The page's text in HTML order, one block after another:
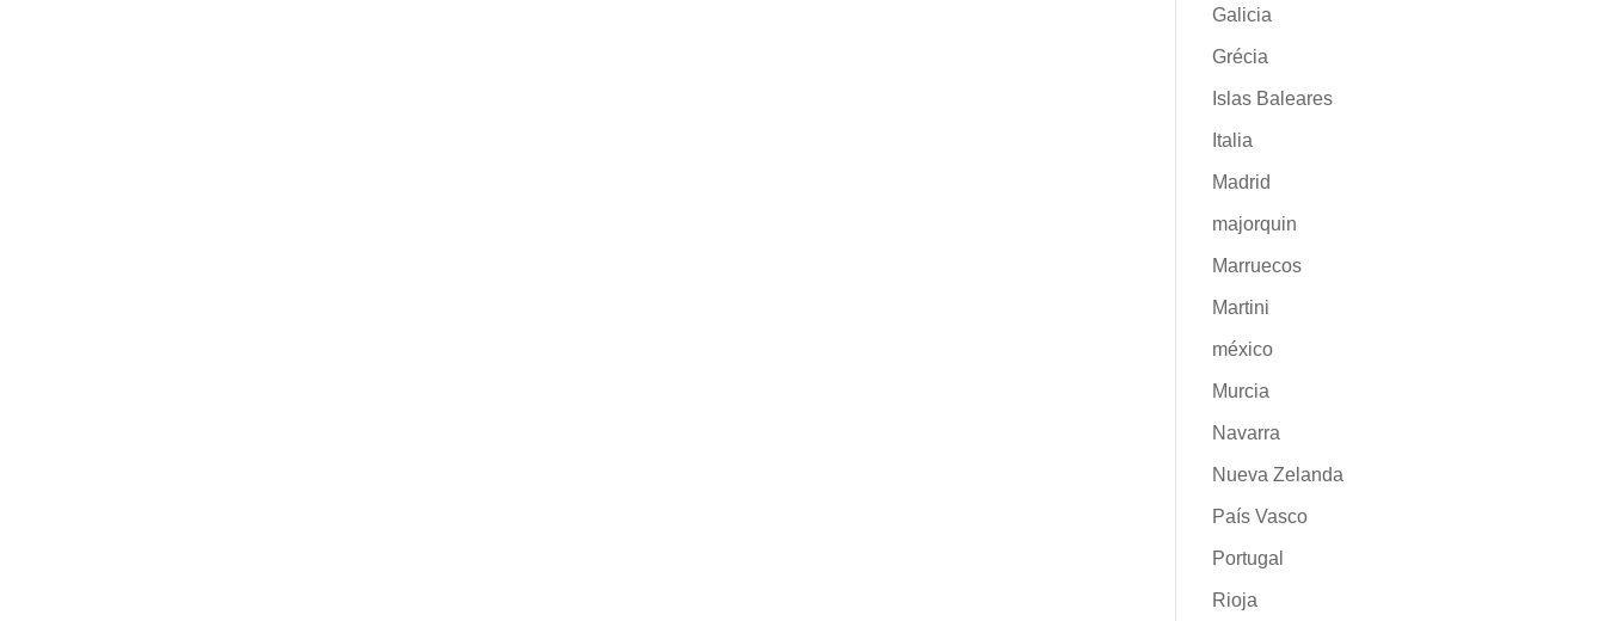
Galicia
Grécia
Islas Baleares
Italia
Madrid
majorquin
Marruecos
Martini
méxico
Murcia
Navarra
Nueva Zelanda
País Vasco
Portugal
Rioja